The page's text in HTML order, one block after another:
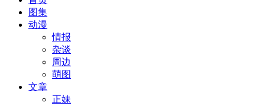
图集
动漫
情报
杂谈
周边
萌图
文章
正妹